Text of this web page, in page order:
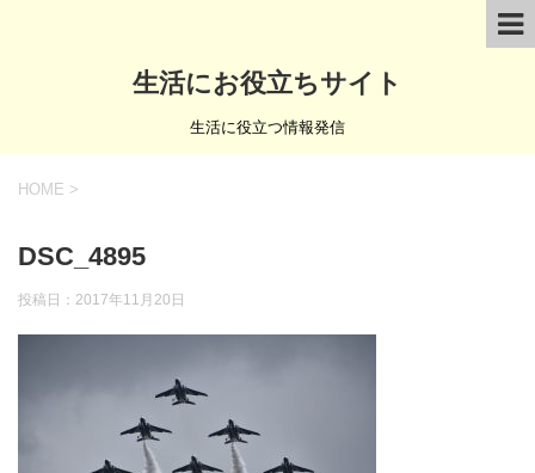
生活にお役立ちサイト
生活に役立つ情報発信
HOME >
DSC_4895
投稿日： 2017年11月20日